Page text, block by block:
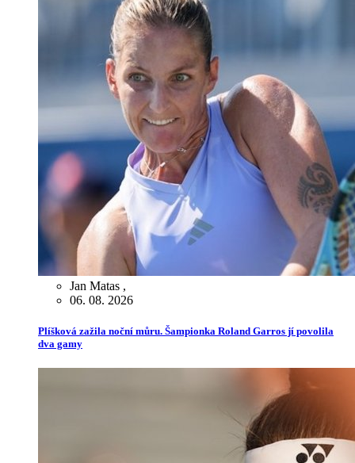
Jan Matas ,
06. 08. 2026
Plíšková zažila noční můru. Šampionka Roland Garros jí povolila
dva gamy